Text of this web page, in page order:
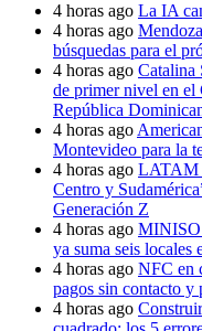
4 horas ago La IA
4 horas ago
búsquedas para el
4 horas ago Catalina
de primer nivel en el
República
4 horas ago
Montevideo para la
4 horas ago LATAM
Centro y
Generación Z
4 horas ago MINISO
ya suma seis locales
4 horas ago NFC en
pagos sin contacto y
4 horas ago